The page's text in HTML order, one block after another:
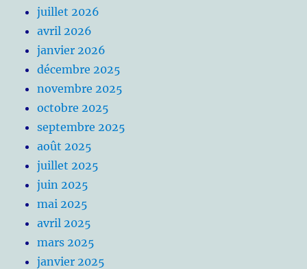
juillet 2026
avril 2026
janvier 2026
décembre 2025
novembre 2025
octobre 2025
septembre 2025
août 2025
juillet 2025
juin 2025
mai 2025
avril 2025
mars 2025
janvier 2025